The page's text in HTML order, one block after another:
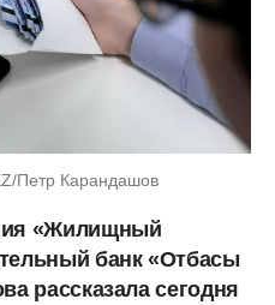
Петр Карандашов
«Жилищный
банк «Отбасы
рассказала сегодня